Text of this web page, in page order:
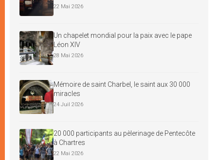
22 Mai 2026
Un chapelet mondial pour la paix avec le pape
Léon XIV
28 Mai 2026
Mémoire de saint Charbel, le saint aux 30 000
miracles
24 Juil 2026
20 000 participants au pèlerinage de Pentecôte
à Chartres
22 Mai 2026